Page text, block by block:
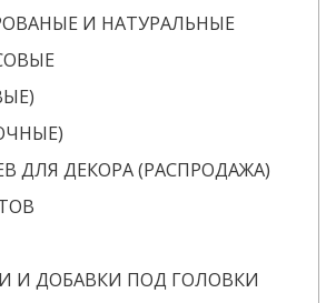
И НАТУРАЛЬНЫЕ
ДЛЯ ДЕКОРА (РАСПРОДАЖА)
И ДОБАВКИ ПОД ГОЛОВКИ